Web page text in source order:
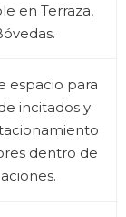
en Terraza,
espacio para
incitados y
dentro de